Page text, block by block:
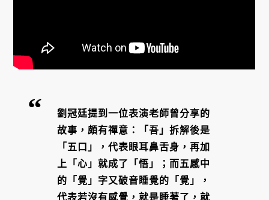
劉冠廷提到一位表演老師曾分享的
故事，頗有禪意：「吾」拆解後是
「五口」，代表眼耳鼻舌身，再加
上「心」就成了「悟」；而五感中
的「覺」字又破音睡覺的「覺」，
代表若沒有感覺，就是睡著了，就